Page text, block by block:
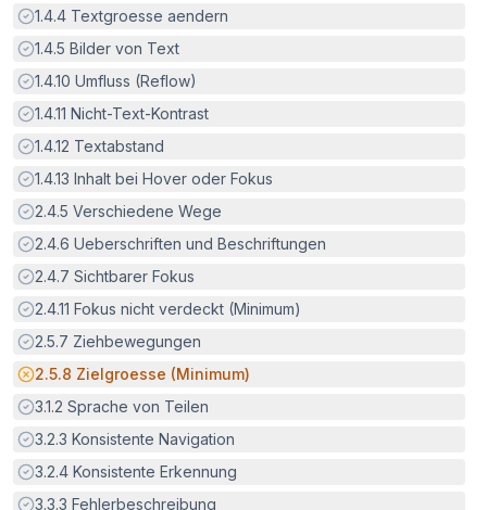
Erfüllt:
1.4.4 Textgroesse aendern
Erfüllt:
1.4.5 Bilder von Text
Erfüllt:
1.4.10 Umfluss (Reflow)
Erfüllt:
1.4.11 Nicht-Text-Kontrast
Erfüllt:
1.4.12 Textabstand
Erfüllt:
1.4.13 Inhalt bei Hover oder Fokus
Erfüllt:
2.4.5 Verschiedene Wege
Erfüllt:
2.4.6 Ueberschriften und Beschriftungen
Erfüllt:
2.4.7 Sichtbarer Fokus
Erfüllt:
2.4.11 Fokus nicht verdeckt (Minimum)
Erfüllt:
2.5.7 Ziehbewegungen
Potenzielle Barriere:
2.5.8 Zielgroesse (Minimum)
Erfüllt:
3.1.2 Sprache von Teilen
Erfüllt:
3.2.3 Konsistente Navigation
Erfüllt:
3.2.4 Konsistente Erkennung
Erfüllt:
3.3.3 Fehlerbeschreibung